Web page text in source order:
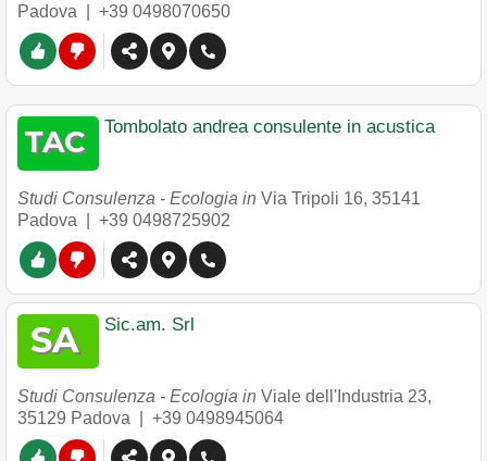
Padova
+39 0498070650
Tombolato andrea consulente in acustica
Studi Consulenza - Ecologia in Via Tripoli 16, 35141
Padova
+39 0498725902
Sic.am. Srl
Studi Consulenza - Ecologia in Viale dell'Industria 23,
35129 Padova +39 0498945064